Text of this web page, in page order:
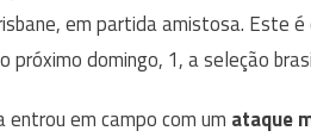
em partida amistosa. Este
próximo domingo, 1, a seleção
em campo com um ataque